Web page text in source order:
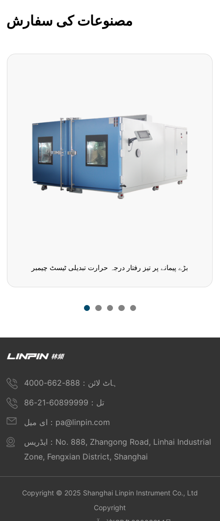
مصنوعات کی سفارش
بڑے پیمانے پر تیز رفتار درجہ حرارت تبدیلی ٹیسٹ چیمبر
ہاٹ لائن：888-662-4000
تل：60899999-21-86
ای میل：pa@linpin.com
ایڈریس：No. 888, Zhangong Road, Linhai Industrial
Zone, Fengxian District, Shanghai
Copyright © 2025 Shanghai Linpin Instrument Co., Ltd
Copyright